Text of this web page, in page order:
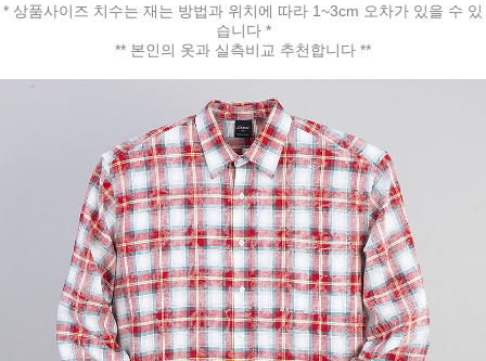
페이코 ID로 페
PAYCO 바로구매
* 상품사이즈 치수는 재는 방법과 위치에 따라 1~3cm 오차가 있을 수 있
습니다 *
** 본인의 옷과 실측비교 추천합니다 **